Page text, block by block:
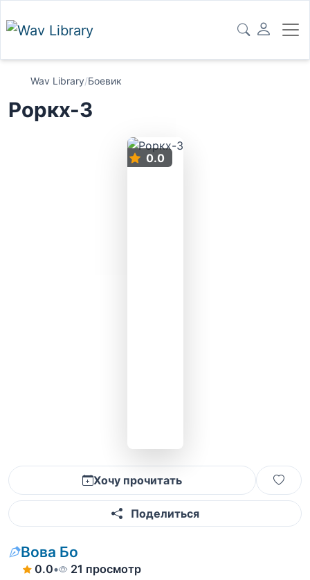
Wav Library/Боевик
Роркх-3
0.0
Хочу прочитать
Поделиться
Вова Бо
0.0• 21 просмотр